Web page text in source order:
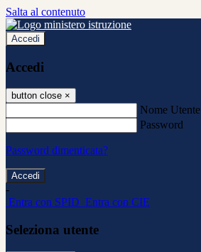
Salta al contenuto
Accedi
Accedi
button close ×
Nome Utente
Password
Password dimenticata?
-
Entra con SPID Entra con CIE
Seleziona utente